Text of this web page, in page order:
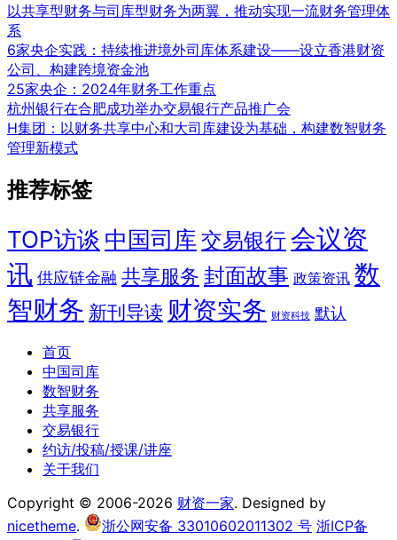
以共享型财务与司库型财务为两翼，推动实现一流财务管理体
系
6家央企实践：持续推进境外司库体系建设——设立香港财资
公司、构建跨境资金池
25家央企：2024年财务工作重点
杭州银行在合肥成功举办交易银行产品推广会
H集团：以财务共享中心和大司库建设为基础，构建数智财务
管理新模式
推荐标签
TOP访谈 中国司库 交易银行会议资
讯 供应链金融 共享服务 封面故事 政策资讯 数
智财务 新刊导读 财资实务 财资科技 默认
首页
中国司库
数智财务
共享服务
交易银行
约访/投稿/授课/讲座
关于我们
Copyright © 2006-2026 财资一家. Designed by
nicetheme. 浙公网安备 33010602011302 号 浙ICP备